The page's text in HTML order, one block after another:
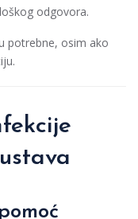
odgovora.
potrebne, osim ako